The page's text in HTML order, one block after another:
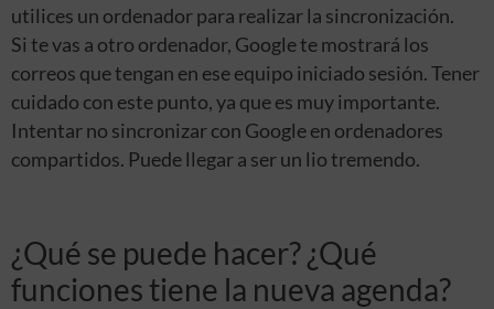
utilices un ordenador para realizar la sincronización.
Si te vas a otro ordenador, Google te mostrará los
correos que tengan en ese equipo iniciado sesión. Tener
cuidado con este punto, ya que es muy importante.
Intentar no sincronizar con Google en ordenadores
compartidos. Puede llegar a ser un lio tremendo.
¿Qué se puede hacer? ¿Qué
funciones tiene la nueva agenda?